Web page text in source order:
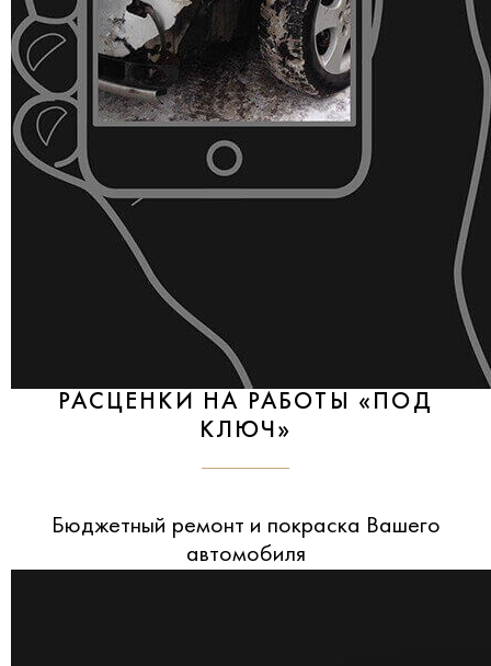
РАСЦЕНКИ НА РАБОТЫ «ПОД
КЛЮЧ»
Бюджетный ремонт и покраска Вашего
автомобиля